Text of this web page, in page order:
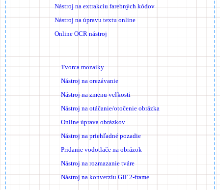
Nástroj na extrakciu farebných kódov
Nástroj na úpravu textu online
Online OCR nástroj
Tvorca mozaiky
Nástroj na orezávanie
Nástroj na zmenu veľkosti
Nástroj na otáčanie/otočenie obrázka
Online úprava obrázkov
Nástroj na priehľadné pozadie
Pridanie vodotlače na obrázok
Nástroj na rozmazanie tváre
Nástroj na konverziu GIF 2-frame